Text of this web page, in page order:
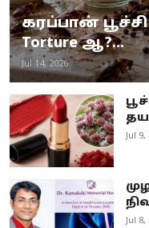
கரப்பான் பூச்சி
Torture ஆ?...
Jul 14, 2026
Jul 9,
Jul 8,